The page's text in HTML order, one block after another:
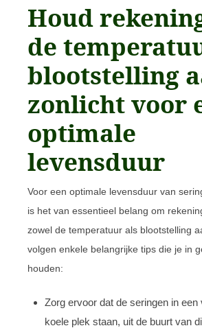
Houd
de
blootstelling
zonlicht voor
optimale
levensduur
Voor een optimale levensduur van
is het van essentieel belang om
zowel de temperatuur als blootstelling
volgen enkele belangrijke tips die je in
houden:
Zorg ervoor dat de seringen in een
koele plek staan, uit de buurt van